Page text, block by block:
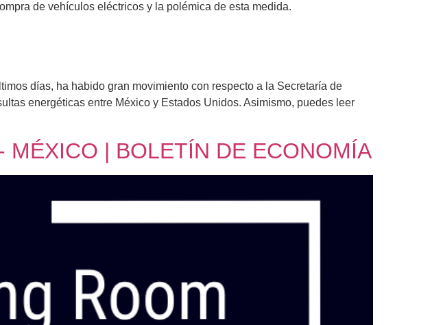
de vehículos eléctricos y la polémica de esta medida.
días, ha habido gran movimiento con respecto a la Secretaría de
energéticas entre México y Estados Unidos. Asimismo, puedes leer
| BOLETÍN DE ECONOMÍA